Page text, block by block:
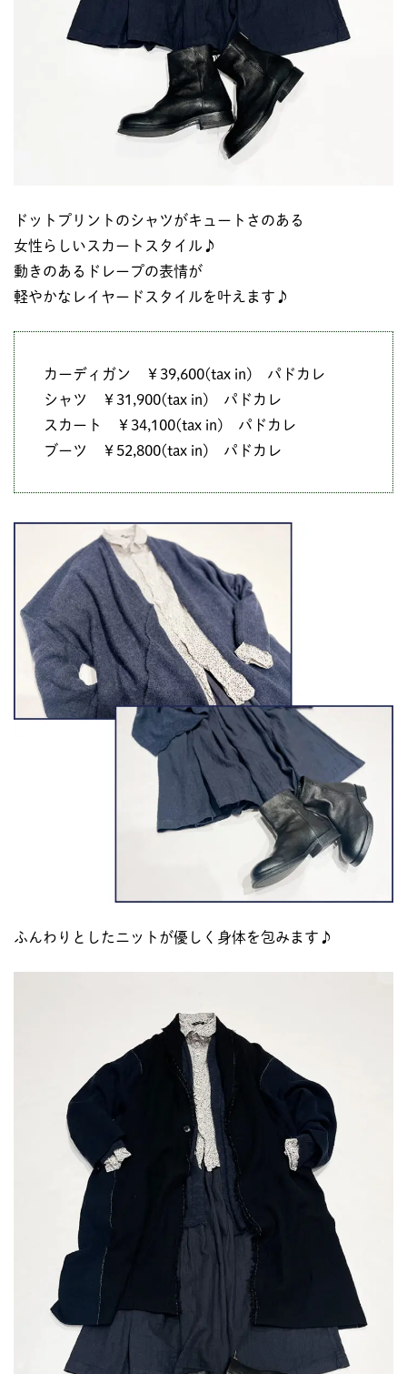
ドットプリントのシャツがキュートさのある
女性らしいスカートスタイル♪
動きのあるドレープの表情が
軽やかなレイヤードスタイルを叶えます♪
カーディガン ￥39,600(tax in) パドカレ
シャツ ￥31,900(tax in) パドカレ
スカート ￥34,100(tax in) パドカレ
ブーツ ￥52,800(tax in) パドカレ
ふんわりとしたニットが優しく身体を包みます♪